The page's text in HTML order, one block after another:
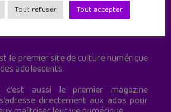
le premier site de culture numérique
adolescents.
c’est aussi le premier magazine
directement aux ados pour
Tout refuser Tout accepter